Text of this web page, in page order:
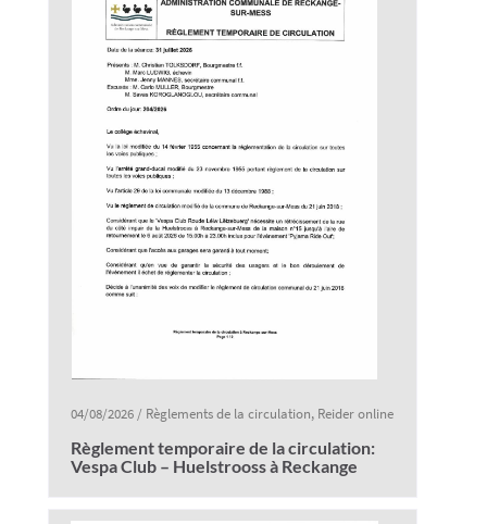
04/08/2026/ Règlements de la circulation, Reider online
Règlement temporaire de la circulation:
Vespa Club – Huelstrooss à Reckange